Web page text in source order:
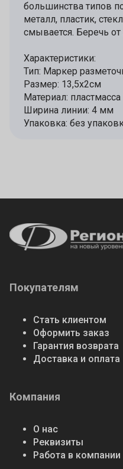
большинства типов
металл, пластик,
смывается. Беречь от
Характеристики:
Тип: Маркер
Размер: 13,5х2см
Материал: пластмасса
Ширина линии: 4 мм
Упаковка: без
Покупателям
Стать клиентом
Оформить заказ
Гарантия возврата
Доставка и оплата
Компания
О нас
Реквизиты
Работа в компании